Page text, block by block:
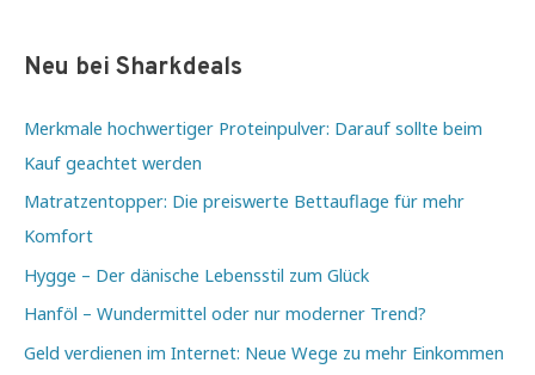
die
Vorbereitung
Neu bei Sharkdeals
Merkmale hochwertiger Proteinpulver: Darauf sollte beim
Kauf geachtet werden
Matratzentopper: Die preiswerte Bettauflage für mehr
Komfort
Hygge – Der dänische Lebensstil zum Glück
Hanföl – Wundermittel oder nur moderner Trend?
Geld verdienen im Internet: Neue Wege zu mehr Einkommen